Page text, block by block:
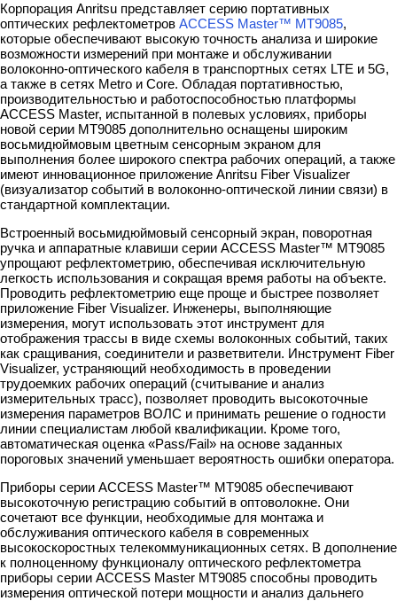
Корпорация Anritsu представляет серию портативных
оптических рефлектометров ACCESS Master™ MT9085,
которые обеспечивают высокую точность анализа и широкие
возможности измерений при монтаже и обслуживании
волоконно-оптического кабеля в транспортных сетях LTE и 5G,
а также в сетях Metro и Core. Обладая портативностью,
производительностью и работоспособностью платформы
ACCESS Master, испытанной в полевых условиях, приборы
новой серии MT9085 дополнительно оснащены широким
восьмидюймовым цветным сенсорным экраном для
выполнения более широкого спектра рабочих операций, а также
имеют инновационное приложение Anritsu Fiber Visualizer
(визуализатор событий в волоконно-оптической линии связи) в
стандартной комплектации.
Встроенный восьмидюймовый сенсорный экран, поворотная
ручка и аппаратные клавиши серии ACCESS Master™ MT9085
упрощают рефлектометрию, обеспечивая исключительную
легкость использования и сокращая время работы на объекте.
Проводить рефлектометрию еще проще и быстрее позволяет
приложение Fiber Visualizer. Инженеры, выполняющие
измерения, могут использовать этот инструмент для
отображения трассы в виде схемы волоконных событий, таких
как сращивания, соединители и разветвители. Инструмент Fiber
Visualizer, устраняющий необходимость в проведении
трудоемких рабочих операций (считывание и анализ
измерительных трасс), позволяет проводить высокоточные
измерения параметров ВОЛС и принимать решение о годности
линии специалистам любой квалификации. Кроме того,
автоматическая оценка «Pass/Fail» на основе заданных
пороговых значений уменьшает вероятность ошибки оператора.
Приборы серии ACCESS Master™ MT9085 обеспечивают
высокоточную регистрацию событий в оптоволокне. Они
сочетают все функции, необходимые для монтажа и
обслуживания оптического кабеля в современных
высокоскоростных телекоммуникационных сетях. В дополнение
к полноценному функционалу оптического рефлектометра
приборы серии ACCESS Master MT9085 способны проводить
измерения оптической потери мощности и анализ дальнего